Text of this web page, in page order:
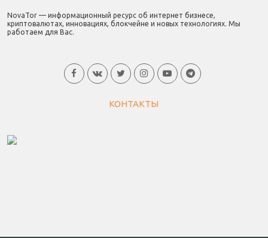
NovaTor — информационный ресурс об интернет бизнесе,
криптовалютах, инновациях, блокчейне и новых технологиях. Мы
работаем для Вас.
КОНТАКТЫ